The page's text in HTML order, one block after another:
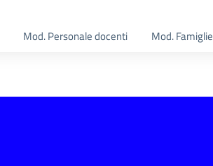
Mod. Personale docenti Mod. Famiglie